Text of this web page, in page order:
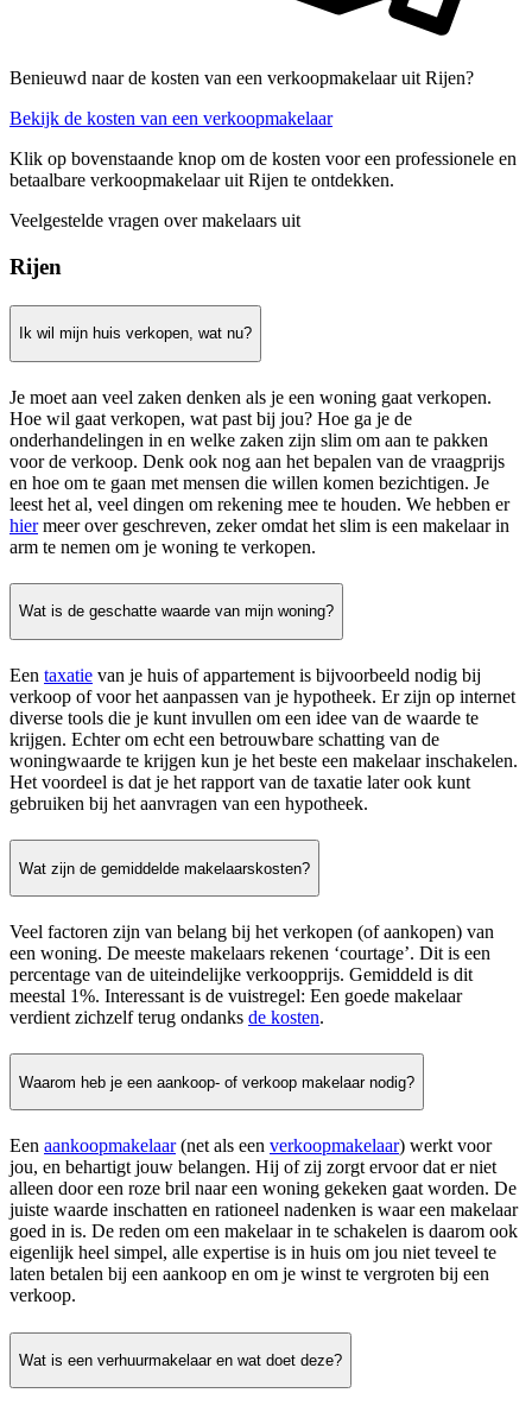
Benieuwd naar de kosten van een verkoopmakelaar uit Rijen?
Bekijk de kosten van een verkoopmakelaar
Klik op bovenstaande knop om de kosten voor een professionele en
betaalbare verkoopmakelaar uit Rijen te ontdekken.
Veelgestelde vragen over makelaars uit
Rijen
Ik wil mijn huis verkopen, wat nu?
Je moet aan veel zaken denken als je een woning gaat verkopen.
Hoe wil gaat verkopen, wat past bij jou? Hoe ga je de
onderhandelingen in en welke zaken zijn slim om aan te pakken
voor de verkoop. Denk ook nog aan het bepalen van de vraagprijs
en hoe om te gaan met mensen die willen komen bezichtigen. Je
leest het al, veel dingen om rekening mee te houden. We hebben er
hiermeer over geschreven, zeker omdat het slim is een makelaar in
arm te nemen om je woning te verkopen.
Wat is de geschatte waarde van mijn woning?
Een taxatie van je huis of appartement is bijvoorbeeld nodig bij
verkoop of voor het aanpassen van je hypotheek. Er zijn op internet
diverse tools die je kunt invullen om een idee van de waarde te
krijgen. Echter om echt een betrouwbare schatting van de
woningwaarde te krijgen kun je het beste een makelaar inschakelen.
Het voordeel is dat je het rapport van de taxatie later ook kunt
gebruiken bij het aanvragen van een hypotheek.
Wat zijn de gemiddelde makelaarskosten?
Veel factoren zijn van belang bij het verkopen (of aankopen) van
een woning. De meeste makelaars rekenen ‘courtage’. Dit is een
percentage van de uiteindelijke verkoopprijs. Gemiddeld is dit
meestal 1%. Interessant is de vuistregel: Een goede makelaar
verdient zichzelf terug ondanks de kosten.
Waarom heb je een aankoop- of verkoop makelaar nodig?
Een aankoopmakelaar(net als een verkoopmakelaar) werkt voor
jou, en behartigt jouw belangen. Hij of zij zorgt ervoor dat er niet
alleen door een roze bril naar een woning gekeken gaat worden. De
juiste waarde inschatten en rationeel nadenken is waar een makelaar
goed in is. De reden om een makelaar in te schakelen is daarom ook
eigenlijk heel simpel, alle expertise is in huis om jou niet teveel te
laten betalen bij een aankoop en om je winst te vergroten bij een
verkoop.
Wat is een verhuurmakelaar en wat doet deze?